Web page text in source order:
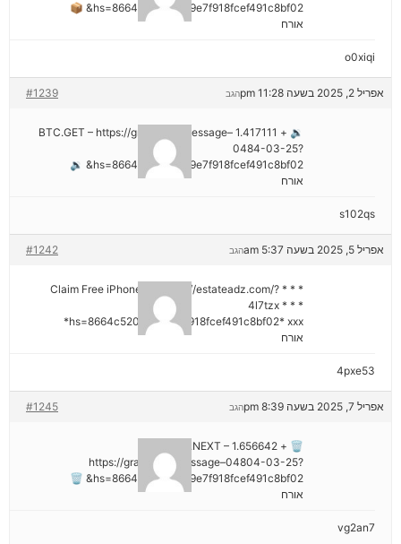
hs=8664c520642b9e7f918fcef491c8bf02& 📦
אורח
o0xiqi
אפריל 2, 2025 בשעה 11:28 pm #1239 הגב
🔉 + 1.417111 BTC.GET – https://graph.org/Message–
0484-03-25?
hs=8664c520642b9e7f918fcef491c8bf02& 🔉
אורח
s102qs
אפריל 5, 2025 בשעה 5:37 am #1242 הגב
* * * Claim Free iPhone 16: https://estateadz.com/?
4l7tzx * * *
hs=8664c520642b9e7f918fcef491c8bf02* ххх*
אורח
4pxe53
אפריל 7, 2025 בשעה 8:39 pm #1245 הגב
🗑 + 1.656642 BTC.NEXT –
https://graph.org/Message–04804-03-25?
hs=8664c520642b9e7f918fcef491c8bf02& 🗑
אורח
vg2an7